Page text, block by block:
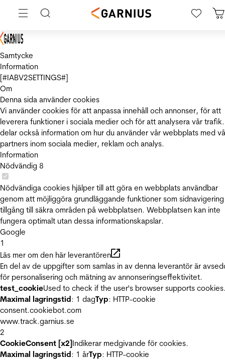
Samtycke
Information
[#IABV2SETTINGS#]
Om
Denna sida använder cookies
Vi använder cookies för att anpassa innehåll och annonser, för att
leverera funktioner i sociala medier och för att analysera vår
delar också information om hur du använder vår webbplats med
partners inom sociala medier, reklam och analys.
Information
Nödvändig 8
Nödvändiga cookies hjälper till att göra en webbplats användbar
genom att möjliggöra grundläggande funktioner som
tillgång till säkra områden på webbplatsen. Webbplatsen kan inte
fungera optimalt utan dessa informationskapslar.
Google
1
Läs mer om den här leverantören
En del av de uppgifter som samlas in av denna leverantör är
för personalisering och mätning av annonseringseffektivitet.
test_cookieUsed to check if the user's browser supports
Maximal lagringstid: 1 dagTyp: HTTP-cookie
consent.cookiebot.com
www.track.garnius.se
2
CookieConsent [x2]Indikerar medgivande för cookies.
Maximal lagringstid: 1 årTyp: HTTP-cookie